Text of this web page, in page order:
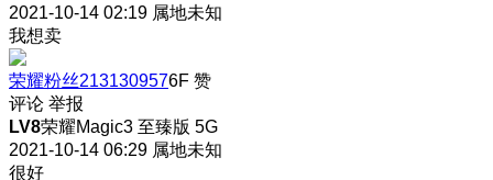
2021-10-14 02:19 属地未知
我想卖
荣耀粉丝2131309576F 赞
评论 举报
LV8荣耀Magic3 至臻版 5G
2021-10-14 06:29 属地未知
很好